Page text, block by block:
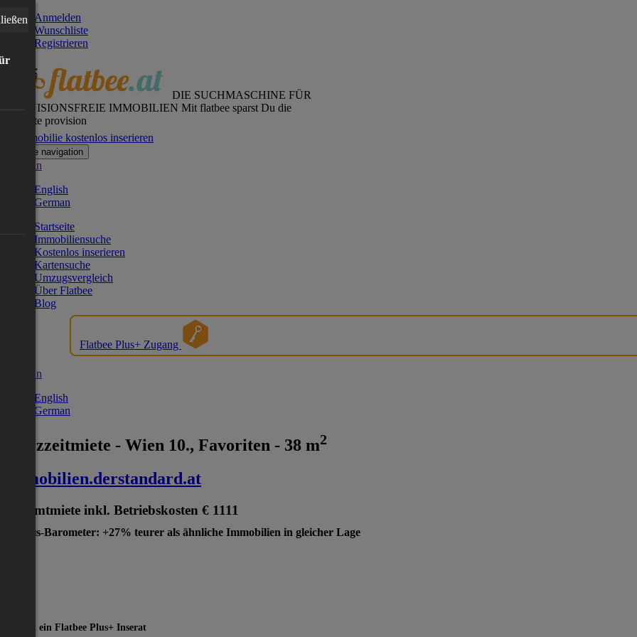
Anmelden
Wunschliste
Registrieren
DIE SUCHMASCHINE FÜR
PROVISIONSFREIE IMMOBILIEN Mit flatbee sparst Du die
gesamte provision
Immobilie kostenlos inserieren
Toggle navigation
German
English
German
Startseite
Immobiliensuche
Kostenlos inserieren
Kartensuche
Umzugsvergleich
Über Flatbee
Blog
Flatbee Plus+ Zugang
German
English
German
Kurzzeitmiete - Wien 10., Favoriten - 38 m2
immobilien.derstandard.at
Gesamtmiete inkl. Betriebskosten € 1111
Preis-Barometer: +27% teurer als ähnliche Immobilien in gleicher Lage
Dies ist ein Flatbee Plus+ Inserat